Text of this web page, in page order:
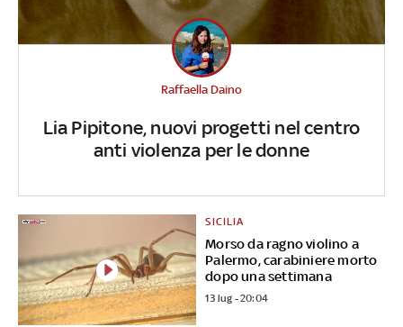
Lia Pipitone, nuovi progetti nel centro
anti violenza per le donne
Raffaella Daino
Morso da ragno violino a
Palermo, carabiniere morto
dopo una settimana
SICILIA
13 lug - 20:04